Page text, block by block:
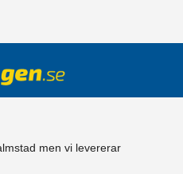
men vi levererar